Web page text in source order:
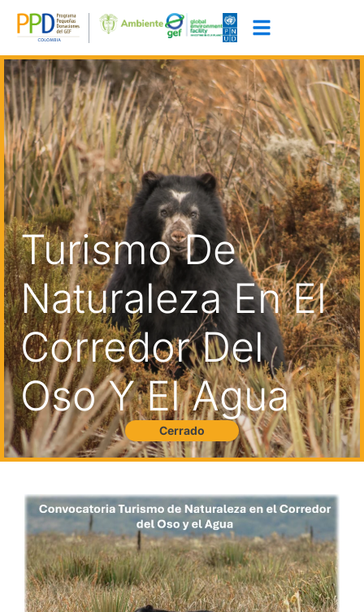
Turismo De
Naturaleza En El
Corredor Del
Oso Y El Agua
Cerrado